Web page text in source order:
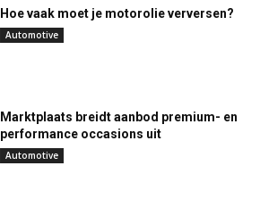
Hoe vaak moet je motorolie verversen?
Automotive
Marktplaats breidt aanbod premium- en
performance occasions uit
Automotive